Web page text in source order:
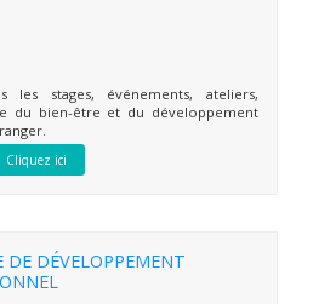
stages, événements, ateliers,
du bien-être et du développement
Cliquez ici
DE DÉVELOPPEMENT